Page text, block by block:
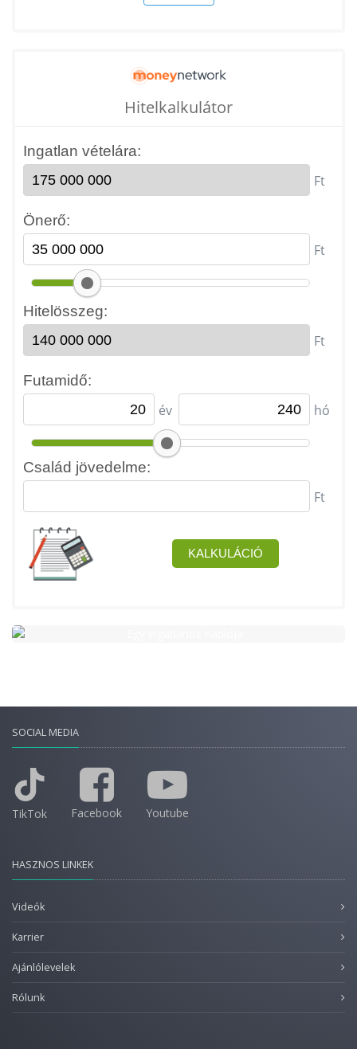
SOCIAL MEDIA
TikTok Facebook Youtube
HASZNOS LINKEK
Videók
Karrier
Ajánlólevelek
Rólunk